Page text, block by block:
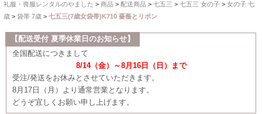
ホーム
全 国 配 送
受取り場所が選べます
東京即日バイク便
配送・お支払い方法
礼服・喪服レンタルのやました > 商品> 配送商品> 七五三 > 七五三 女の子 > 女の子 七
歳> 袋帯 7歳> 七五三(7歳女袋帯)K710 薔薇とリボン
【配送受付 夏季休業日のお知らせ】
全国配送につきまして
8/14（金）～8月16日（日）まで
受注/発送をお休みとさせていただきます。
8月17日（月）より通常営業となります。
どうぞ宜しくお願い申し上げます。